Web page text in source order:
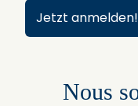
Jetzt anmelden!
Nous